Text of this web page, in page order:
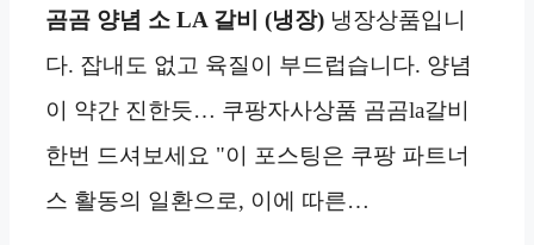
곰곰 양념 소 LA 갈비 (냉장) 냉장상품입니
다. 잡내도 없고 육질이 부드럽습니다. 양념
이 약간 진한듯… 쿠팡자사상품 곰곰la갈비
한번 드셔보세요 "이 포스팅은 쿠팡 파트너
스 활동의 일환으로, 이에 따른…